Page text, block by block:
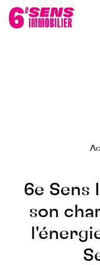
NOS
Tertiaire
Résidentiel
Programmes livrés
6e Sens
son